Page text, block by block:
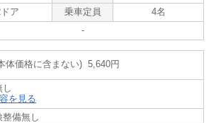
。
合もありますので、ご来店の際は事前にお
有無をご確認ください。
らのお問合せをお待ちしております。
ア 乗車定員
4名
-
体価格に含まない) 5,640円
し
を見る
整備無し